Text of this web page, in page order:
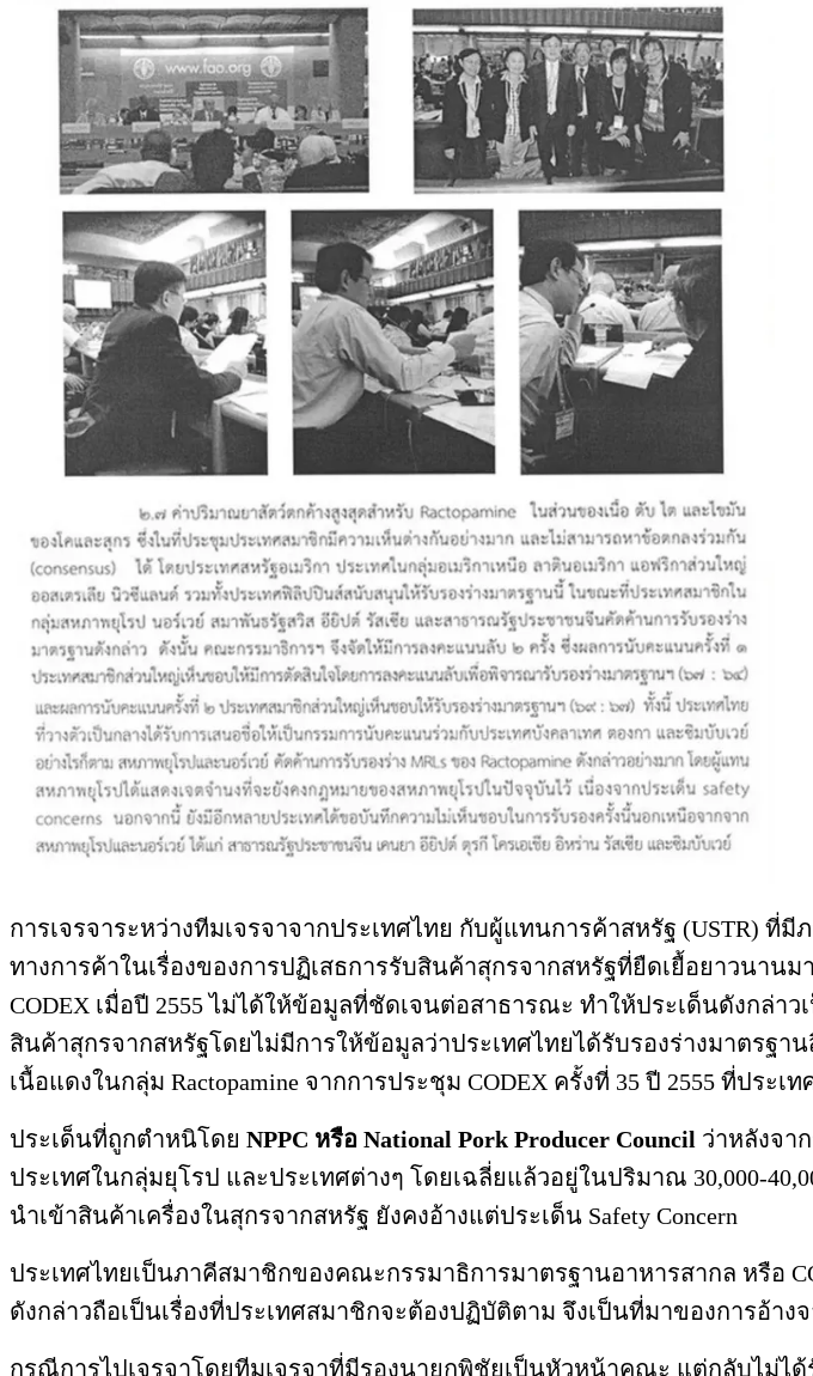
การเจรจาระหว่างทีมเจรจาจากประเทศไทย กับผู้แทนการค้าสหรัฐ (USTR)
ทางการค้าในเรื่องของการปฏิเสธการรับสินค้าสุกรจากสหรัฐที่ยืดเยื้อยาวนา
CODEX เมื่อปี 2555 ไม่ได้ให้ข้อมูลที่ชัดเจนต่อสาธารณะ ทำให้ประเด็นดังกล่
สินค้าสุกรจากสหรัฐโดยไม่มีการให้ข้อมูลว่าประเทศไทยได้รับรองร่างมาตรฐ
เนื้อแดงในกลุ่ม Ractopamine จากการประชุม CODEX ครั้งที่ 35 ปี 2555 ที่ประเ
ประเด็นที่ถูกตำหนิโดย NPPC หรือ National Pork Producer Council ว่าหลังจา
ประเทศในกลุ่มยุโรป และประเทศต่างๆ โดยเฉลี่ยแล้วอยู่ในปริมาณ 30,000-
นำเข้าสินค้าเครื่องในสุกรจากสหรัฐ ยังคงอ้างแต่ประเด็น Safety Concern
ประเทศไทยเป็นภาคีสมาชิกของคณะกรรมาธิการมาตรฐานอาหารสากล หรือ
ดังกล่าวถือเป็นเรื่องที่ประเทศสมาชิกจะต้องปฏิบัติตาม จึงเป็นที่มาของการอ้า
กรณีการไปเจรจาโดยทีมเจรจาที่มีรองนายกพิชัยเป็นหัวหน้าคณะ แต่กลับไม่ไ